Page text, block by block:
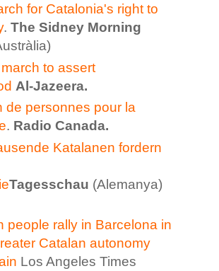
for Catalonia's right to
. The Sidney Morning
to assert
Al-Jazeera.
de personnes pour la
. Radio Canada.
Katalanen fordern
Tagesschau (Alemanya)
people rally in Barcelona in
Catalan autonomy
Los Angeles Times